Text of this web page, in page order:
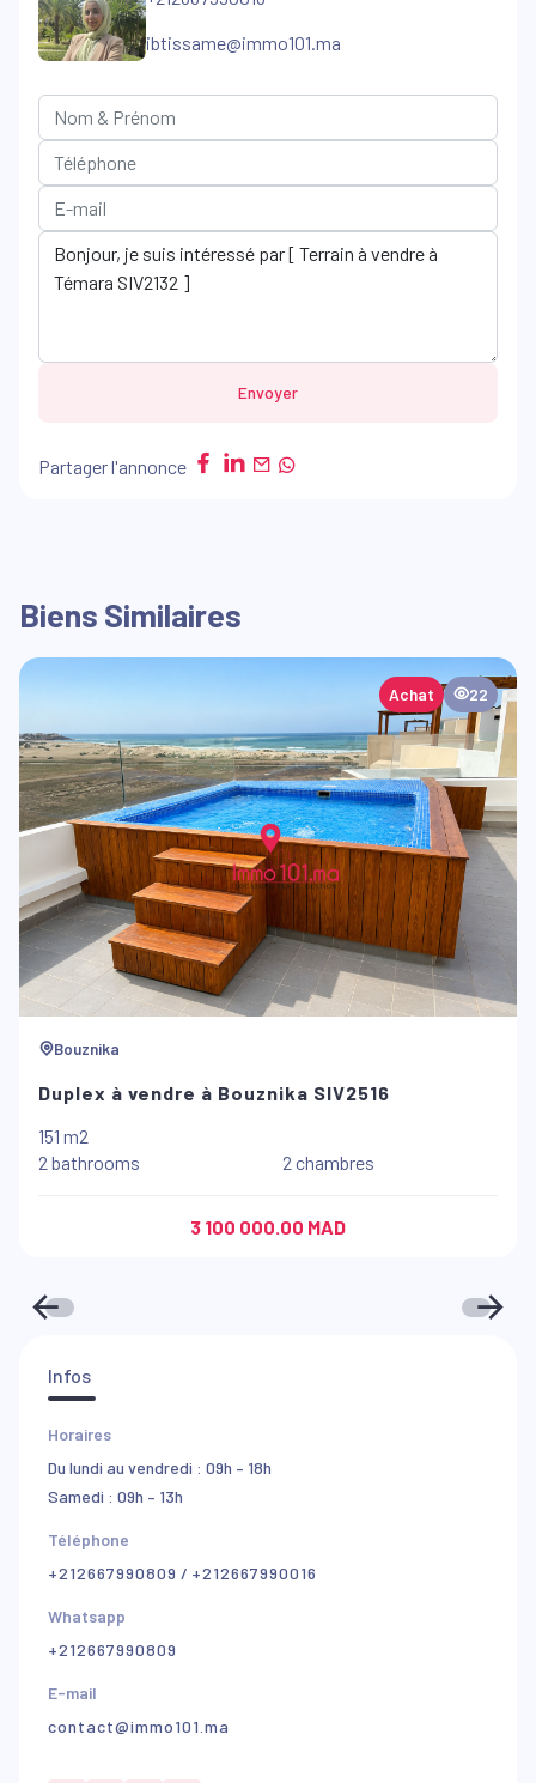
ibtissame@immo101.ma
Envoyer
Partager l'annonce
Biens Similaires
Achat 22
Bouznika
Duplex à vendre à Bouznika SIV2516
151 m2
2 bathrooms
2 chambres
3 100 000.00 MAD
Infos
Horaires
Du lundi au vendredi : 09h – 18h
Samedi : 09h – 13h
Téléphone
+212667990809 / +212667990016
Whatsapp
+212667990809
E-mail
contact@immo101.ma